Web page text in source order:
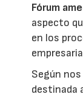
Fórum
aspecto
en los
Según
destinada